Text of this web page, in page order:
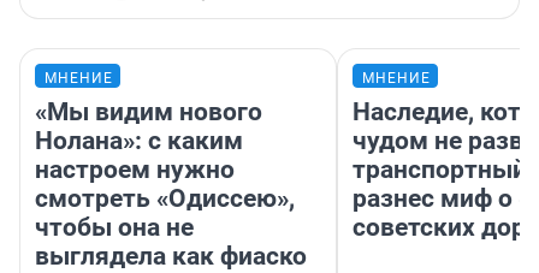
МНЕНИЕ
«Мы видим нового
Нолана»: с каким
настроем нужно
смотреть «Одиссею»,
чтобы она не
выглядела как фиаско
МНЕНИЕ
Наследие,
чудом не
транспортный
разнес миф о
советских